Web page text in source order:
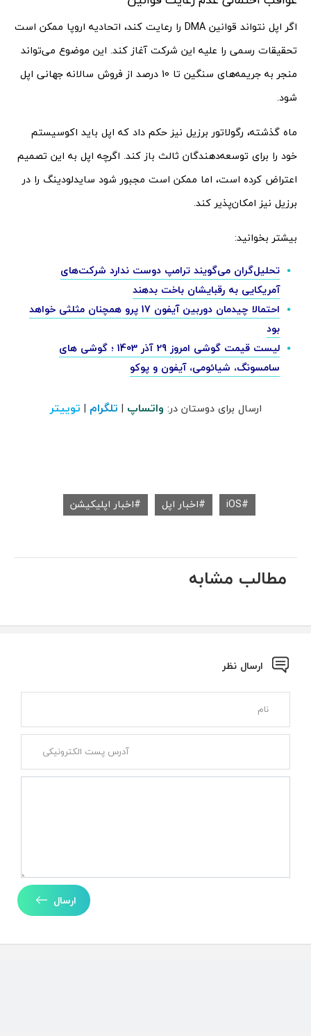
اگر اپل نتواند قوانین DMA را رعایت کند، اتحادیه اروپا ممکن است
تحقیقات رسمی را علیه این شرکت آغاز کند. این موضوع می‌تواند
منجر به جریمه‌های سنگین تا 10 درصد از فروش سالانه جهانی اپل
شود.
ماه گذشته، رگولاتور برزیل نیز حکم داد که اپل باید اکوسیستم
خود را برای توسعه‌دهندگان ثالث باز کند. اگرچه اپل به این تصمیم
اعتراض کرده است، اما ممکن است مجبور شود سایدلودینگ را در
برزیل نیز امکان‌پذیر کند.
بیشتر بخوانید:
تحلیل‌گران می‌گویند ترامپ دوست ندارد شرکت‌های
آمریکایی به رقبایشان باخت بدهند
احتمالا چیدمان دوربین آیفون 17 پرو همچنان مثلثی خواهد
بود
لیست قیمت گوشی امروز 29 آذر 1403 ؛ گوشی های
سامسونگ، شیائومی، آیفون و پوکو
ارسال برای دوستان در: واتساپ | تلگرام | توییتر
iOS اخبار اپل اخبار اپلیکیشن
مطالب مشابه
ارسال نظر
ارسال